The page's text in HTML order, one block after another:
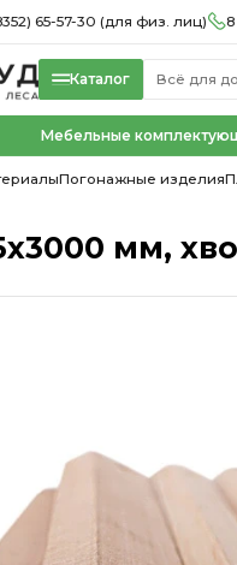
65-57-30 (для физ. лиц)
Каталог
Мебельные
Погонажные изделия
мм,